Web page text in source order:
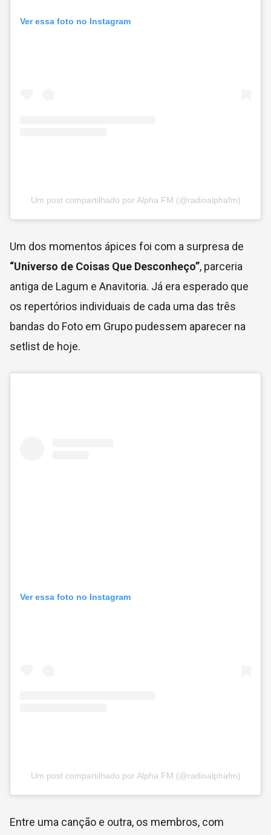
Ver essa foto no Instagram
Um post compartilhado por Alpha FM (@radioalphafm)
Um dos momentos ápices foi com a surpresa de
“Universo de Coisas Que Desconheço”, parceria
antiga de Lagum e Anavitoria. Já era esperado que
os repertórios individuais de cada uma das três
bandas do Foto em Grupo pudessem aparecer na
setlist de hoje.
Ver essa foto no Instagram
Um post compartilhado por Alpha FM (@radioalphafm)
Entre uma canção e outra, os membros, com